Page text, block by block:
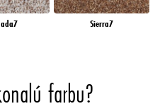
Sierra7
farbu?